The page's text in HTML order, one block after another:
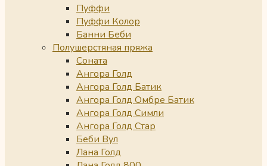
Пуффи
Пуффи Колор
Банни Беби
Полушерстяная пряжа
Соната
Ангора Голд
Ангора Голд Батик
Ангора Голд Омбре Батик
Ангора Голд Симли
Ангора Голд Стар
Беби Вул
Лана Голд